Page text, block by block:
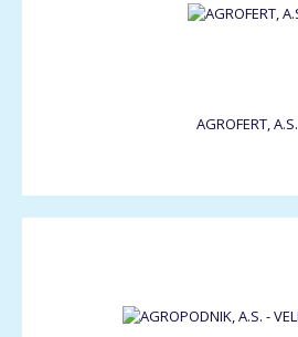
AGROFERT, A.S.